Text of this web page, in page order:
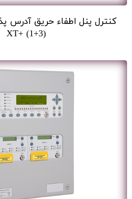
XT+ (1+3)